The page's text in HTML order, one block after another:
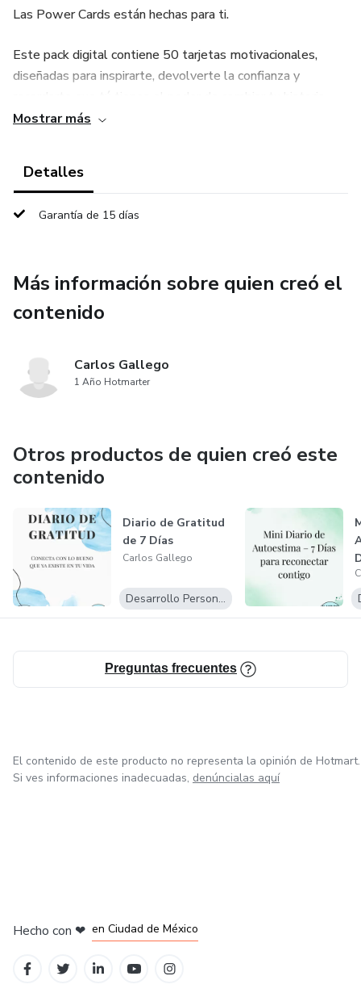
Las Power Cards están hechas para ti.
Este pack digital contiene 50 tarjetas motivacionales,
diseñadas para inspirarte, devolverte la confianza y
✔ Úsalas como afirmaciones, mantras o recordatorios
✔ Puedes imprimirlas, usarlas en digital o compartirlas en
Empieza a transformar tus días desde el primer momento.
Una frase al día puede cambiarlo todo.
Mostrar más
Detalles
Garantía de 15 días
Más información sobre quien creó el
contenido
Carlos Gallego
1 Año Hotmarter
Otros productos de quien creó este
contenido
Diario de Gratitud
de 7 Días
Carlos Gallego
Desarrollo Personal
Preguntas frecuentes
El contenido de este producto no representa la opinión de Hotmart.
Si ves informaciones inadecuadas, denúncialas aquí
Hecho con ❤ en Ciudad de México